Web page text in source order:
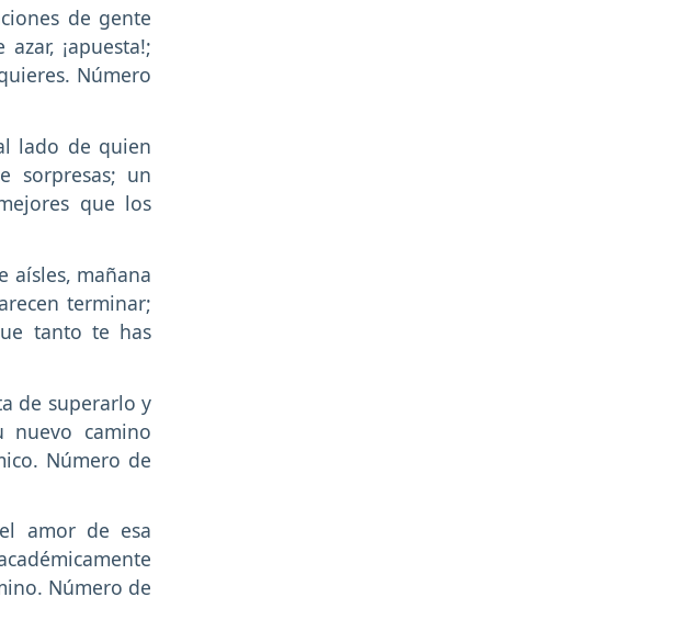
de gente
¡apuesta!;
Número
lado de quien
sorpresas; un
que los
aísles, mañana
terminar;
tanto te has
de superarlo y
nuevo camino
Número de
amor de esa
Número de